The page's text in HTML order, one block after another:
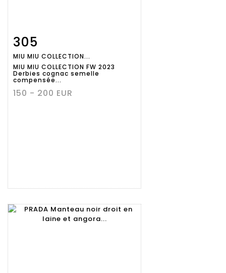
Fiche
détaillée
305
MIU MIU COLLECTION...
MIU MIU COLLECTION FW 2023
Derbies cognac semelle
compensée...
150 - 200 EUR